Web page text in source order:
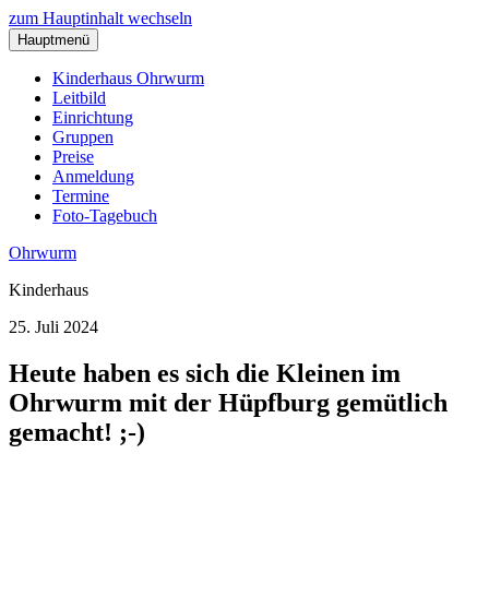
zum Hauptinhalt wechseln
Hauptmenü
Kinderhaus Ohrwurm
Leitbild
Einrichtung
Gruppen
Preise
Anmeldung
Termine
Foto-Tagebuch
Ohrwurm
Kinderhaus
25. Juli 2024
Heute haben es sich die Kleinen im
Ohrwurm mit der Hüpfburg gemütlich
gemacht! ;-)